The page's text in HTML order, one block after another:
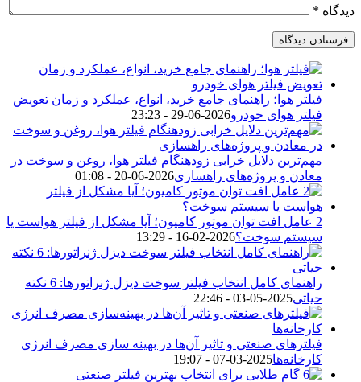
دیدگاه *
فیلتر هوا؛ راهنمای جامع خرید، انواع، عملکرد و زمان تعویض
فیلتر هوای خودرو2026-06-29 - 23:23
مهم‌ترین دلایل خرابی زودهنگام فیلتر هوا، روغن و سوخت در
معادن و پروژه‌های راهسازی2026-06-20 - 01:08
2 عامل افت توان موتور کامیون؛ آیا مشکل از فیلتر هواست یا
سیستم سوخت؟2026-02-16 - 13:29
راهنمای کامل انتخاب فیلتر سوخت دیزل ژنراتورها: 6 نکته
حیاتی2025-05-03 - 22:46
فیلترهای صنعتی و تاثیر آن‌ها در بهینه‌ سازی مصرف انرژی
کارخانه‌ها2025-03-07 - 19:07